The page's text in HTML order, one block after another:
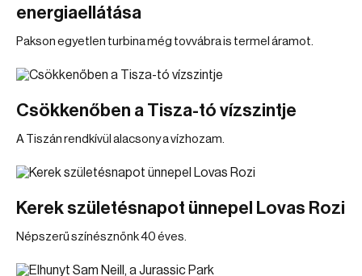
energiaellátása
Pakson egyetlen turbina még tovvábra is termel áramot.
Csökkenőben a Tisza-tó vízszintje
A Tiszán rendkívül alacsony a vízhozam.
Kerek születésnapot ünnepel Lovas Rozi
Népszerű színésznőnk 40 éves.